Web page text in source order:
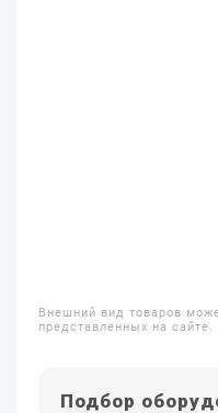
Внешний вид товаров
представленных на сайте.
Подбор